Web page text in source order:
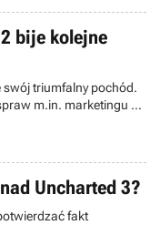
bije kolejne
swój triumfalny pochód.
m.in. marketingu w
że liczba
najwyższa w historii
Uncharted 3?
fakt